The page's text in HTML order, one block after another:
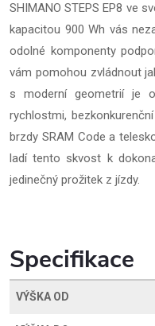
SHIMANO STEPS EP8 ve
kapacitou 900 Wh vás
odolné komponenty
vám pomohou zvládnout
s moderní geometrií je
rychlostmi,
brzdy SRAM Code a
ladí tento skvost k
jedinečný prožitek z jízdy.
Specifikace
VÝŠKA OD